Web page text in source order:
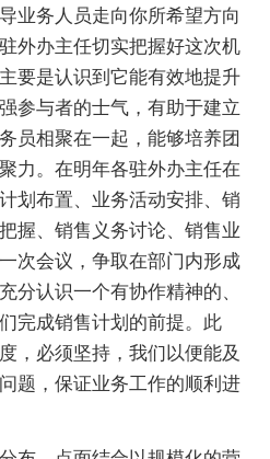
业务人员走向你所希望方向
外办主任切实把握好这次机
要是认识到它能有效地提升
参与者的士气，有助于建立
员相聚在一起，能够培养团
力。在明年各驻外办主任在
划布置、业务活动安排、销
握、销售义务讨论、销售业
次会议，争取在部门内形成
分认识一个有协作精神的、
完成销售计划的前提。此
，必须坚持，我们以便能及
题，保证业务工作的顺利进